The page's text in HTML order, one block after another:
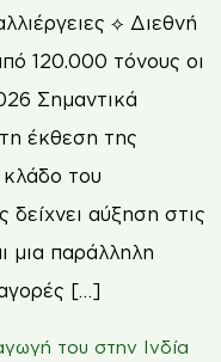
⟡ Διεθνή
120.000 τόνους οι
Σημαντικά
έκθεση της
κλάδο του
αύξηση στις
μια παράλληλη
[…]
του στην Ινδία